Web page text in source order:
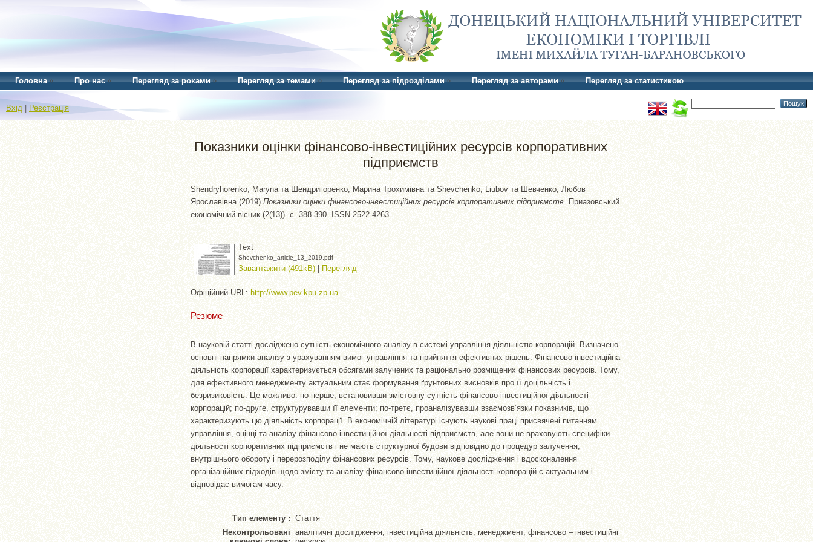
Головна Про нас Перегляд за роками Перегляд за темами Перегляд за підрозділами Перегляд за авторами Перегляд за статистикою
Вхід Реєстрація
Показники оцінки фінансово-інвестиційних ресурсів корпоративних
підприємств
Shendryhorenko, Maryna та Шендригоренко, Марина Трохимівна та Shevchenko, Liubov та
Шевченко, Любов
Ярославівна (2019) Показники оцінки фінансово-інвестиційних ресурсів корпоративних підприємств.
Приазовський
економічний вісник (2(13)). с. 388-390. ISSN 2522-4263
Text
Shevchenko_article_13_2019.pdf
Завантажити (491kB) | Перегляд
Офіційний URL: http://www.pev.kpu.zp.ua
Резюме
В науковій статті досліджено сутність економічного аналізу в системі управління діяльністю корпорацій. Визначено
основні напрямки аналізу з урахуванням вимог управління та прийняття ефективних рішень. Фінансово-інвестиційна
діяльність корпорації характеризується обсягами залучених та раціонально розміщених фінансових ресурсів. Тому,
для ефективного менеджменту актуальним стає формування ґрунтовних висновків про її доцільність і
безризиковість. Це можливо: по-перше, встановивши змістовну сутність фінансово-інвестиційної діяльності
корпорацій; по-друге, структурувавши її елементи; по-третє, проаналізувавши взаємозв’язки показників, що
характеризують цю діяльність корпорації. В економічній літературі існують наукові праці присвячені питанням
управління, оцінці та аналізу фінансово-інвестиційної діяльності підприємств, але вони не враховують специфіки
діяльності корпоративних підприємств і не мають структурної будови відповідно до процедур залучення,
внутрішнього обороту і перерозподілу фінансових ресурсів. Тому, наукове дослідження і вдосконалення
організаційних підходів щодо змісту та аналізу фінансово-інвестиційної діяльності корпорацій є актуальним і
відповідає вимогам часу.
Тип елементу : Стаття
Неконтрольовані аналітичні дослідження, інвестиційна діяльність, менеджмент, фінансово – інвестиційні